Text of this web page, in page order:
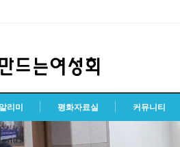
리미 평화자료실 커뮤니티